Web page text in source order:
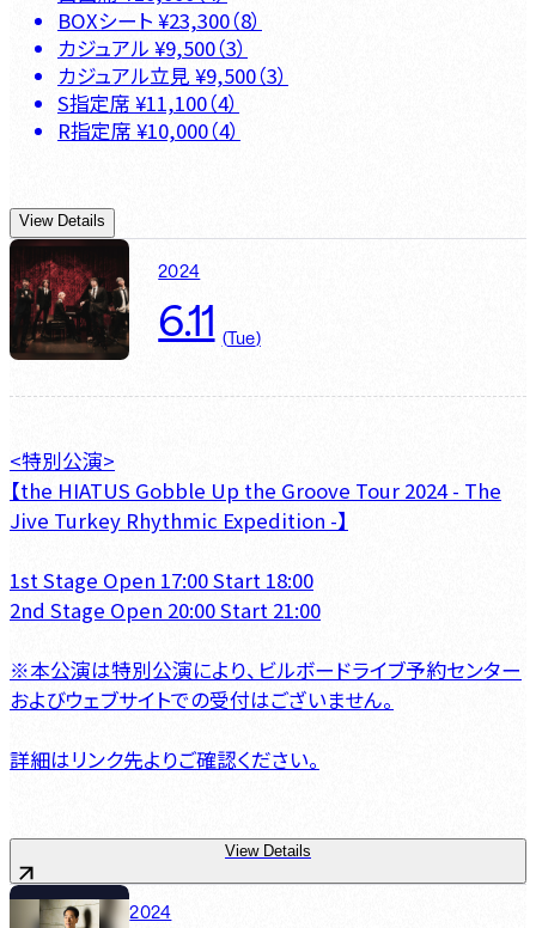
BOXシート ¥23,300（8）
カジュアル ¥9,500（3）
カジュアル立見 ¥9,500（3）
S指定席 ¥11,100（4）
R指定席 ¥10,000（4）
View Details
2024
6.11 (Tue)
<特別公演>
【the HIATUS Gobble Up the Groove Tour 2024 - The
Jive Turkey Rhythmic Expedition -】
1st Stage Open 17:00 Start 18:00
2nd Stage Open 20:00 Start 21:00
※本公演は特別公演により、ビルボードライブ予約センター
およびウェブサイトでの受付はございません。
詳細はリンク先よりご確認ください。
View Details
2024